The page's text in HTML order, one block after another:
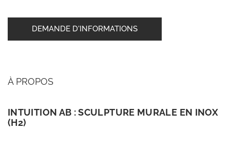
DEMANDE D'INFORMATIONS
À PROPOS
INTUITION AB : SCULPTURE MURALE EN INOX
(H2)